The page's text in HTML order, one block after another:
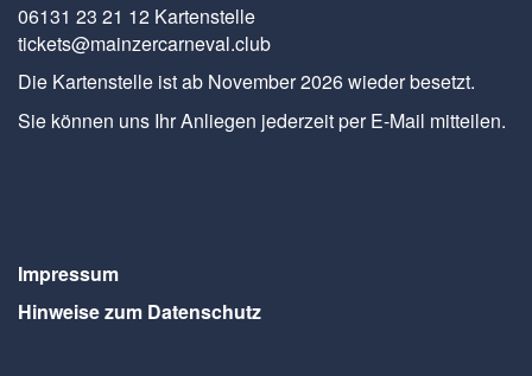
06131 23 21 12 Kartenstelle
tickets@mainzercarneval.club
Die Kartenstelle ist ab November 2026 wieder besetzt.
Sie können uns Ihr Anliegen jederzeit per E-Mail mitteilen.
Impressum
Hinweise zum Datenschutz